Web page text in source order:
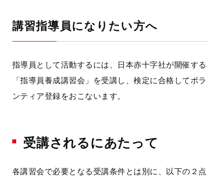
講習指導員になりたい方へ
指導員として活動するには、日本赤十字社が開催する
「指導員養成講習会」を受講し、検定に合格してボラ
ンティア登録をおこないます。
受講されるにあたって
各講習会で必要となる受講条件とは別に、以下の２点